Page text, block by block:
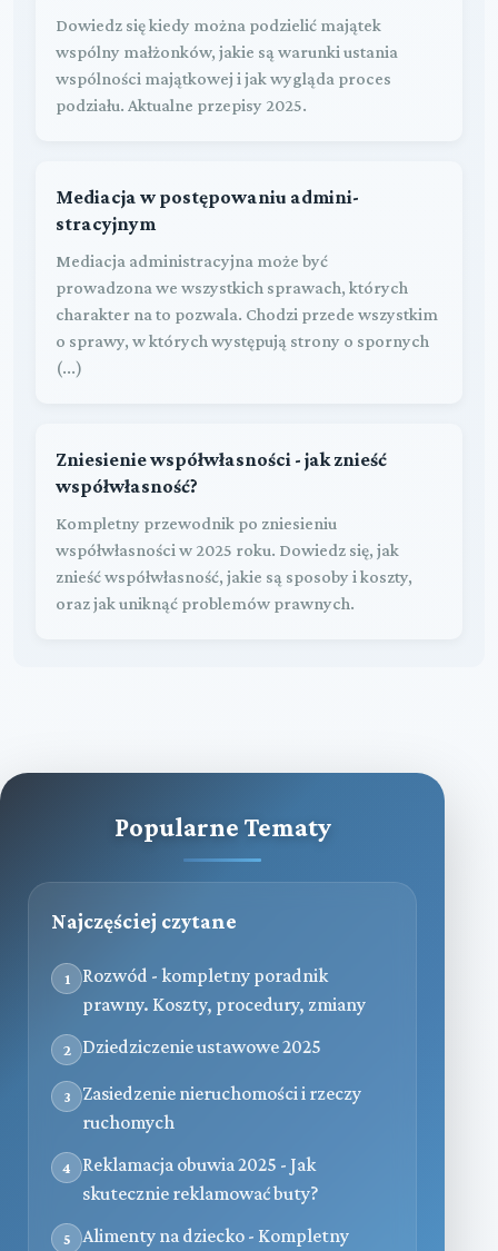
Dowiedz się kiedy można podzielić majątek
wspólny małżonków, jakie są warunki ustania
wspólności majątkowej i jak wygląda proces
podziału. Aktualne przepisy 2025.
Mediacja w postępowaniu admini­
stracyjnym
Mediacja administracyjna może być
prowadzona we wszystkich sprawach, których
charakter na to pozwala. Chodzi przede wszystkim
o sprawy, w których występują strony o spornych
(...)
Zniesienie współwłasności - jak znieść
współwłasność?
Kompletny przewodnik po zniesieniu
współwłasności w 2025 roku. Dowiedz się, jak
znieść współwłasność, jakie są sposoby i koszty,
oraz jak uniknąć problemów prawnych.
Popularne Tematy
Najczęściej czytane
1
Rozwód - kompletny poradnik
prawny. Koszty, procedury, zmiany
2 Dziedziczenie ustawowe 2025
3
Zasiedzenie nieruchomości i rzeczy
ruchomych
4
Reklamacja obuwia 2025 - Jak
skutecznie reklamować buty?
5
Alimenty na dziecko - Kompletny